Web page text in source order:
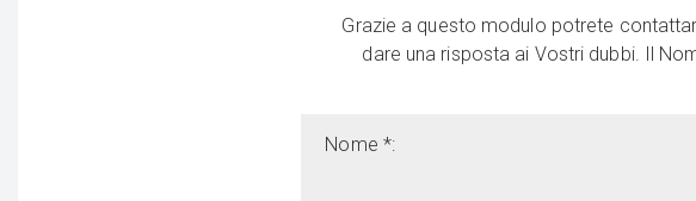
Grazie a questo modulo potrete
dare una risposta ai Vostri dubbi. Il
Nome *: